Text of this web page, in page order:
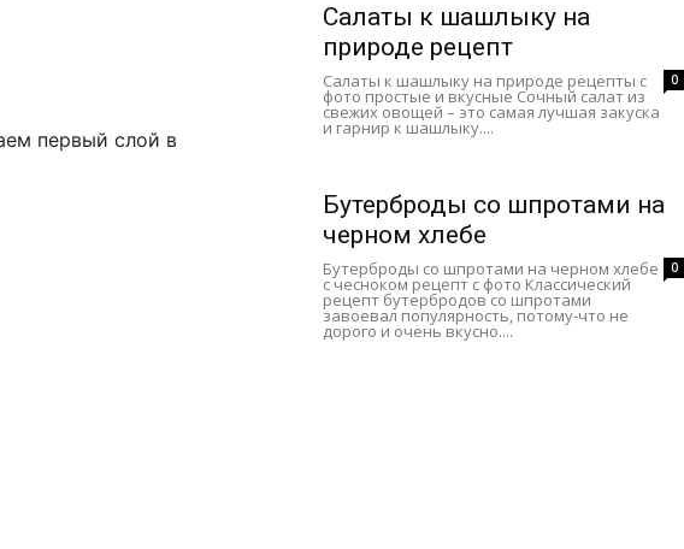
первый слой в
Салаты к шашлыку на
природе рецепт
0
Салаты к шашлыку на природе рецепты с
фото простые и вкусные Сочный салат из
свежих овощей – это самая лучшая закуска
и гарнир к шашлыку....
Бутерброды со шпротами на
черном хлебе
0
Бутерброды со шпротами на черном хлебе
с чесноком рецепт с фото Классический
рецепт бутербродов со шпротами
завоевал популярность, потому-что не
дорого и очень вкусно....